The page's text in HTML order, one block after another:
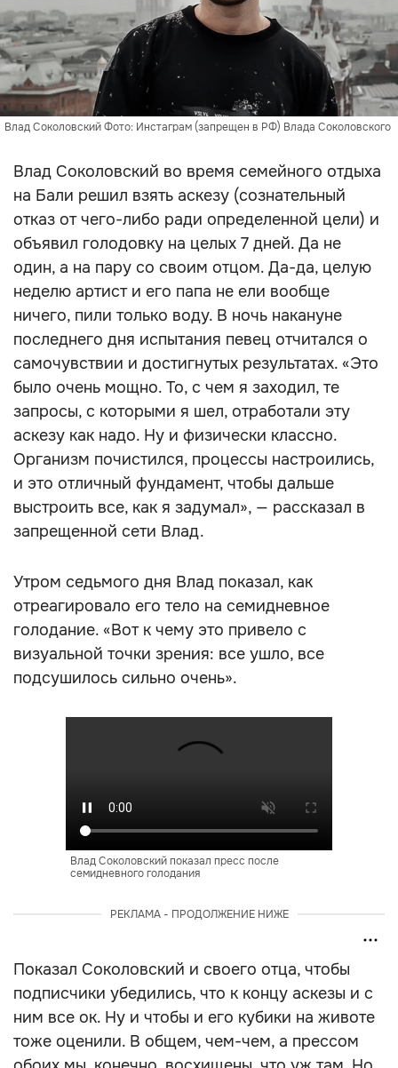
Влад Соколовский Фото: Инстаграм (запрещен в РФ) Влада Соколовского
Влад Соколовский во время семейного отдыха
на Бали решил взять аскезу (сознательный
отказ от чего-либо ради определенной цели) и
объявил голодовку на целых 7 дней. Да не
один, а на пару со своим отцом. Да-да, целую
неделю артист и его папа не ели вообще
ничего, пили только воду. В ночь накануне
последнего дня испытания певец отчитался о
самочувствии и достигнутых результатах. «Это
было очень мощно. То, с чем я заходил, те
запросы, с которыми я шел, отработали эту
аскезу как надо. Ну и физически классно.
Организм почистился, процессы настроились,
и это отличный фундамент, чтобы дальше
выстроить все, как я задумал», — рассказал в
запрещенной сети Влад.
Утром седьмого дня Влад показал, как
отреагировало его тело на семидневное
голодание. «Вот к чему это привело с
визуальной точки зрения: все ушло, все
подсушилось сильно очень».
Влад Соколовский показал пресс после
семидневного голодания
РЕКЛАМА - ПРОДОЛЖЕНИЕ НИЖЕ
Показал Соколовский и своего отца, чтобы
подписчики убедились, что к концу аскезы и с
ним все ок. Ну и чтобы и его кубики на животе
тоже оценили. В общем, чем-чем, а прессом